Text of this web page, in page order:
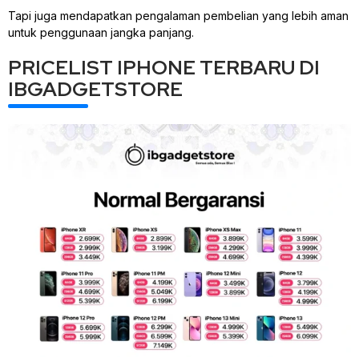
Tapi juga mendapatkan pengalaman pembelian yang lebih aman
untuk penggunaan jangka panjang.
PRICELIST IPHONE TERBARU DI
IBGADGETSTORE